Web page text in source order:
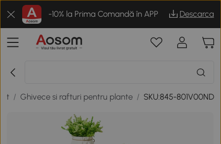
-10% la Prima Comandă în APP Descarca
/ Ghivece si rafturi pentru plante / SKU:845-801V00ND